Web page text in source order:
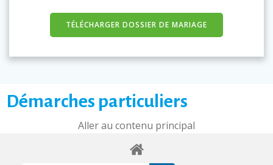
TÉLÉCHARGER DOSSIER DE MARIAGE
Démarches particuliers
Aller au contenu principal